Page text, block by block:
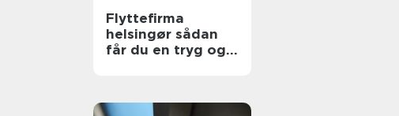
Flyttefirma
helsingør sådan
får du en tryg og